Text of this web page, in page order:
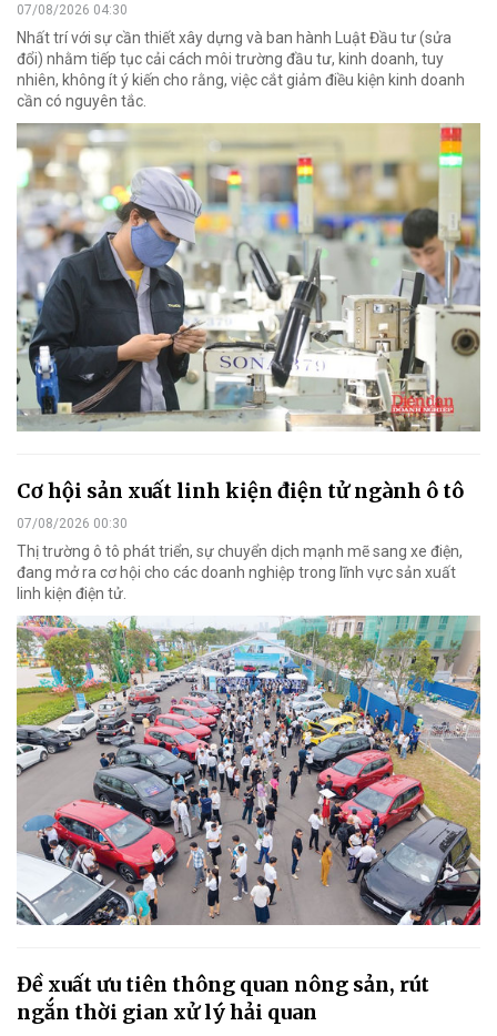
07/08/2026 04:30
Nhất trí với sự cần thiết xây dựng và ban hành Luật Đầu tư (sửa
đổi) nhằm tiếp tục cải cách môi trường đầu tư, kinh doanh, tuy
nhiên, không ít ý kiến cho rằng, việc cắt giảm điều kiện kinh doanh
cần có nguyên tắc.
Cơ hội sản xuất linh kiện điện tử ngành ô tô
07/08/2026 00:30
Thị trường ô tô phát triển, sự chuyển dịch mạnh mẽ sang xe điện,
đang mở ra cơ hội cho các doanh nghiệp trong lĩnh vực sản xuất
linh kiện điện tử.
Đề xuất ưu tiên thông quan nông sản, rút
ngắn thời gian xử lý hải quan